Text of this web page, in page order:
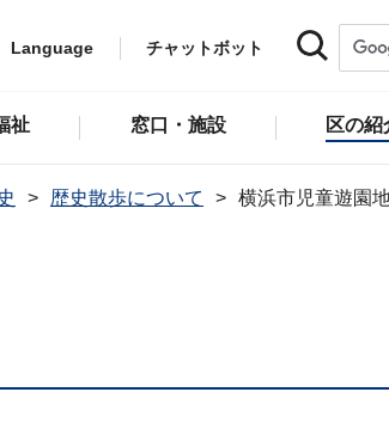
Language チャットボット
祉 窓口・施設 区の紹
歴史散歩について 横浜市児童遊園